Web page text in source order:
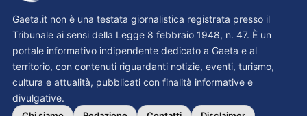
Gaeta.it non è una testata giornalistica registrata presso il
Tribunale ai sensi della Legge 8 febbraio 1948, n. 47. È un
portale informativo indipendente dedicato a Gaeta e al
territorio, con contenuti riguardanti notizie, eventi, turismo,
cultura e attualità, pubblicati con finalità informative e
divulgative.